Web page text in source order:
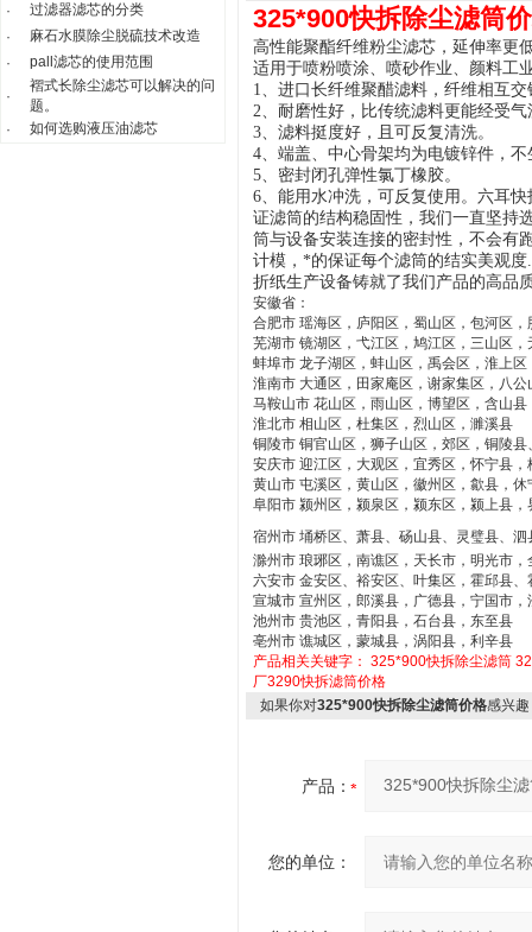
·
过滤器滤芯的分类
·
麻石水膜除尘脱硫技术改造
·
pall滤芯的使用范围
·
褶式长除尘滤芯可以解决的问
题。
·
如何选购液压油滤芯
325*900快拆除尘滤筒
高性能聚酯纤维粉尘滤芯 ，延伸率更
适用于喷粉喷涂、喷砂作业、颜料工
1、进口长纤维聚醋滤料，纤维相互
2、耐磨性好，比传统滤料更能经受
3、滤料挺度好，且可反复清洗。
4、端盖、中心骨架均为电镀锌件，不
5、密封闭孔弹性氯丁橡胶。
6、 能用水冲洗，可反复使用。六耳
证滤筒的结构稳固性，我们一直坚持
筒与设备安装连接的密封性，不会有
计模，*的保证每个滤筒的结实美观
折纸生产设备铸就了我们产品的高品
安徽省：
合肥市 瑶海区，庐阳区，蜀山区，包河区
芜湖市 镜湖区，弋江区，鸠江区，三山区
蚌埠市 龙子湖区，蚌山区，禹会区，淮上
淮南市 大通区，田家庵区，谢家集区，八
马鞍山市 花山区，雨山区，博望区，含山县
淮北市 相山区，杜集区，烈山区，濉溪县
铜陵市 铜官山区，狮子山区，郊区，铜陵县
安庆市 迎江区，大观区，宜秀区，怀宁县
黄山市 屯溪区，黄山区，徽州区，歙县，
阜阳市 颍州区，颍泉区，颍东区，颍上县
宿州市 埇桥区、萧县、砀山县、灵璧县、泗
滁州市 琅琊区，南谯区，天长市，明光市
六安市 金安区、裕安区、叶集区，霍邱县
宣城市 宣州区，郎溪县，广德县，宁国市
池州市 贵池区，青阳县，石台县，东至县
亳州市 谯城区，蒙城县，涡阳县，利辛县
产品相关关键字： 325*900快拆除尘滤筒
厂3290快拆滤筒价格
如果你对325*900快拆除尘滤筒价格感兴
产品：
您的单位：